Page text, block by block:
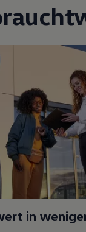
in